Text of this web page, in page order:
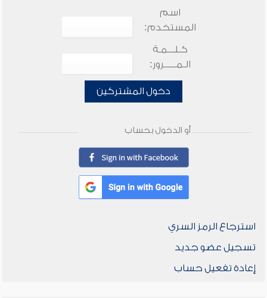
اسم
المستخدم:
كـلـــمـة
الـمـــــرور:
دخول المشتركين
أو الدخول بحساب
استرجاع الرمز السري
تسجيل عضو جديد
إعادة تفعيل حساب